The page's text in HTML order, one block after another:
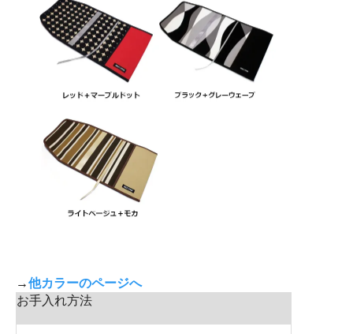
→他カラーのページへ
お手入れ方法